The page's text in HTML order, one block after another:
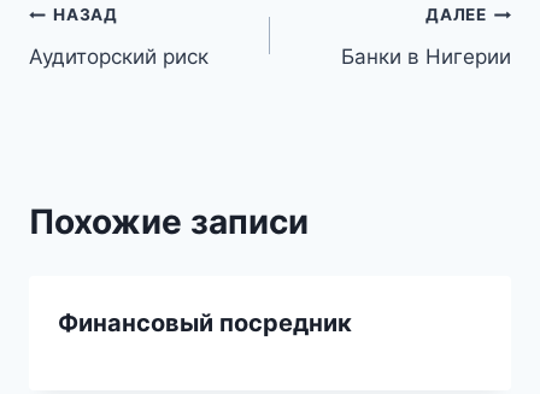
Навигация
по
НАЗАД
Аудиторский риск
ДАЛЕЕ
Банки в Нигерии
Похожие записи
Финансовый посредник